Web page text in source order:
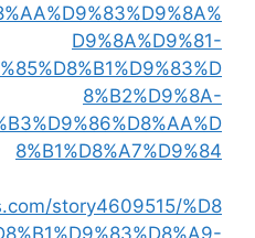
D9%8A%D9%81-
8%B2%D9%8A-
8%B1%D8%A7%D9%84
story4609515/%D8